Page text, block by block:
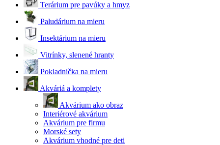
Terárium pre pavúky a hmyz
Paludárium na mieru
Insektárium na mieru
Vitrínky, slenené hranty
Pokladnička na mieru
Akváriá a komplety
Akvárium ako obraz
Interiérové akvárium
Akvárium pre firmu
Morské sety
Akvárium vhodné pre deti